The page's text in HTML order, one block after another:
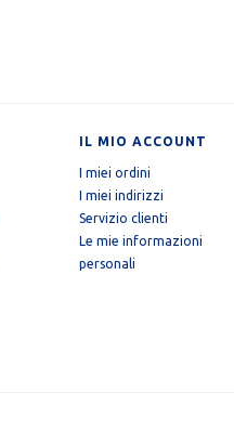
IL MIO ACCOUNT
I miei ordini
I miei indirizzi
Servizio clienti
Le mie informazioni
personali